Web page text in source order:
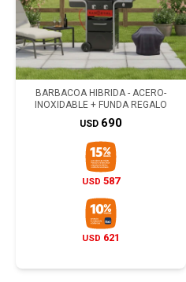
BARBACOA HIBRIDA - ACERO-
INOXIDABLE + FUNDA REGALO
USD 690
USD 587
USD 621